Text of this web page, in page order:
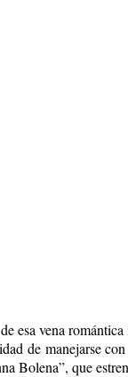
esa vena
de manejarse
Bolena”, que